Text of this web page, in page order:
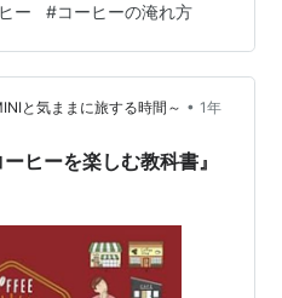
スを重視したい場合 ③
（自分メモ）
ー #コーヒーの淹れ方
と気ままに旅する時間～ • 1年
ヒーを楽しむ教科書』